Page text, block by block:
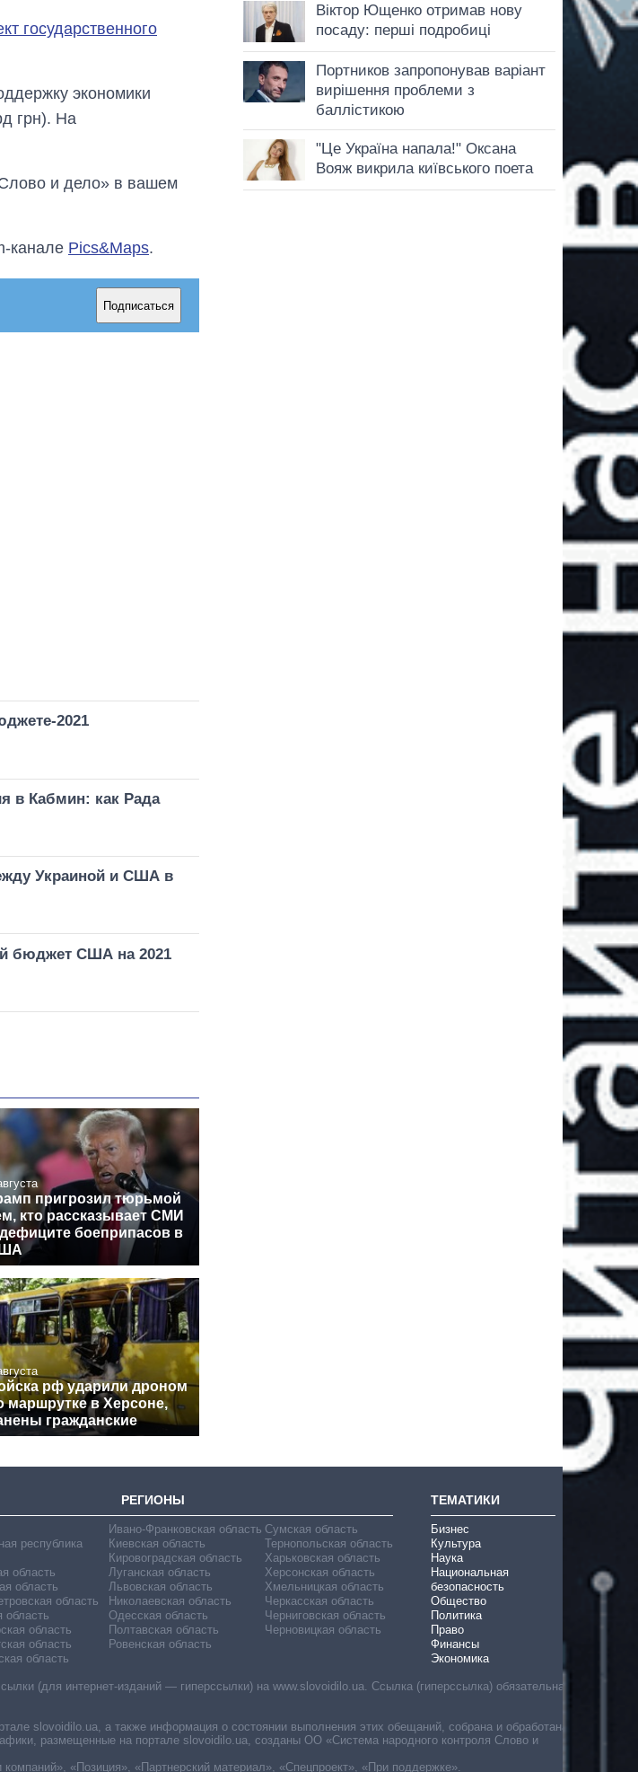
государственного
экономики
грн). На
и дело» в вашем
канале Pics&Maps.
Подписаться
2021
в Кабмин: как Рада
Украиной и США в
бюджет США на 2021
пригрозил тюрьмой
кто рассказывает СМИ
боеприпасов в
рф ударили дроном
маршрутке в Херсоне,
гражданские
РЕГИОНЫ
республика
область
область
область
область
область
область
область
Ивано-Франковская область
Киевская область
Кировоградская область
Луганская область
Львовская область
Николаевская область
Одесская область
Полтавская область
Ровенская область
Сумская область
Тернопольская область
Харьковская область
Херсонская область
Хмельницкая область
Черкасская область
Черниговская область
Черновицкая область
ТЕМАТИКИ
Бизнес
Культура
Наука
Национальная
безопасность
Общество
Политика
Право
Финансы
Экономика
(для интернет-изданий — гиперссылки) на www.slovoidilo.ua. Ссылка (гиперссылка) обязательна
slovoidilo.ua, а также информация о состоянии выполнения этих обещаний, собрана и обработана
размещенные на портале slovoidilo.ua, созданы ОО «Система народного контроля Слово и
«Позиция», «Партнерский материал», «Спецпроект», «При поддержке».